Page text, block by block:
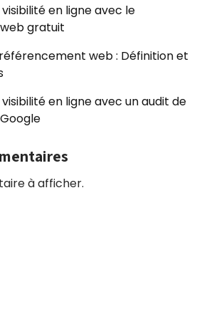
en ligne avec le
gratuit
web : Définition et
en ligne avec un audit de
à afficher.